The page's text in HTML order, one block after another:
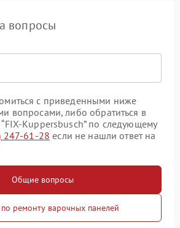
вопросы
с приведенными ниже
вопросами, либо обратиться в
Kuppersbusch” по следующему
247-61-28 если не нашли ответ на
Общие вопросы
ремонту варочных панелей